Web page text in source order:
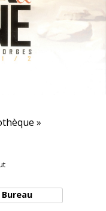
»
Bureau